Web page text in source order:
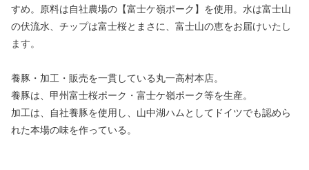
すめ。原料は自社農場の【富士ケ嶺ポーク】を使用。水は富士山
の伏流水、チップは富士桜とまさに、富士山の恵をお届けいたし
ます。
養豚・加工・販売を一貫している丸一高村本店。
養豚は、甲州富士桜ポーク・富士ケ嶺ポーク等を生産。
加工は、自社養豚を使用し、山中湖ハムとしてドイツでも認めら
れた本場の味を作っている。